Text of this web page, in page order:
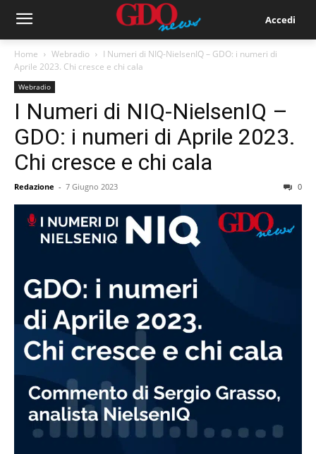
Accedi
Home Webradio
I Numeri di NIQ-NielsenIQ – GDO: i numeri di
Aprile 2023. Chi cresce e chi cala
Webradio
I Numeri di NIQ-NielsenIQ –
GDO: i numeri di Aprile 2023.
Chi cresce e chi cala
Redazione - 7 Giugno 2023 0